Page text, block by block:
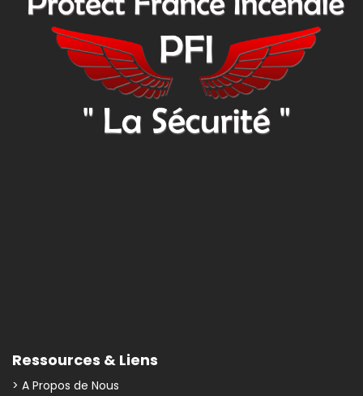
Ressources & Liens
> A Propos de Nous